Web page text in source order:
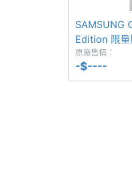
除了摺疊
Edition、
可見 Thom
與手機設計
副螢幕尺寸
副螢幕解析度
SAMSUNG
Edition 限量
原廠售價：
-$----